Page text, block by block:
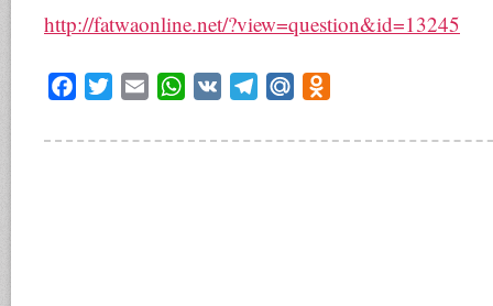
http://fatwaonline.net/?view=question&id=13245
Facebook
Twitter Email WhatsApp
VK TelegramMail.Ru